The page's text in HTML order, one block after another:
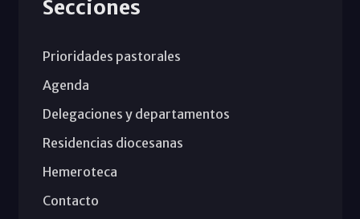
Secciones
Prioridades pastorales
Agenda
Delegaciones y departamentos
Residencias diocesanas
Hemeroteca
Contacto